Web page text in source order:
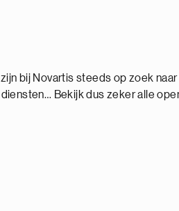
bij Novartis steeds op zoek naar
Bekijk dus zeker alle